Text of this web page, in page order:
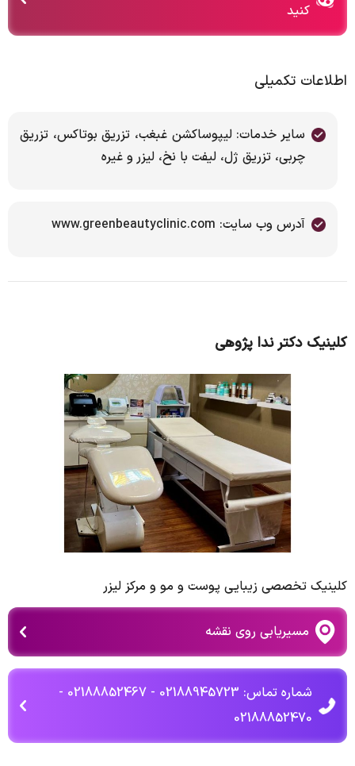
کنید
اطلاعات تکمیلی
سایر خدمات: لیپوساکشن غبغب، تزریق بوتاکس، تزریق
چربی، تزریق ژل، لیفت با نخ، لیزر و غیره
آدرس وب سایت: www.greenbeautyclinic.com
کلینیک دکتر ندا پژوهی
کلینیک تخصصی زیبایی پوست و مو و مرکز لیزر
مسیریابی روی نقشه
شماره تماس: 02188945723 - 02188852467 -
02188852470